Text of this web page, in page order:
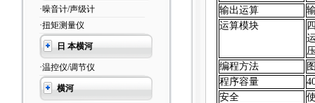
·噪音计/声级计
·扭矩测量仪
日 本横河
·温控仪/调节仪
横河
输出运算
运算模块
编程方法
程序容量
安全